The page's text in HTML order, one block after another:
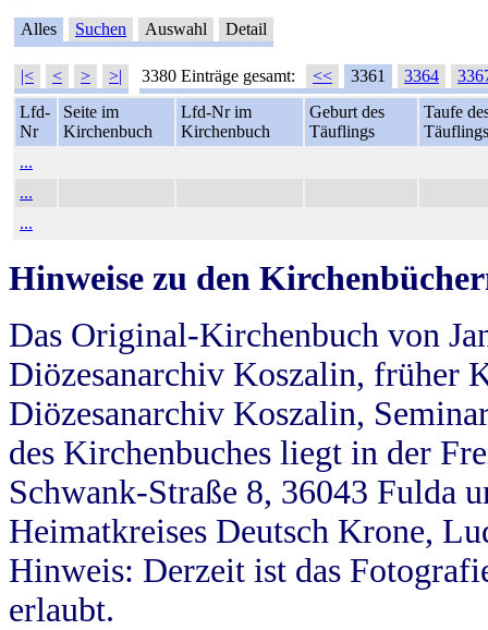
Alles Suchen Auswahl Detail
|< < > >| 3380 Einträge gesamt: << 3361 3364
Lfd-
Nr
Seite im
Kirchenbuch
Lfd-Nr im
Kirchenbuch
Geburt des
Täuflings
Taufe
Täuflings
...
...
...
Hinweise zu den
Das Original-Kirchenbuch von
Diözesanarchiv Koszalin, früher
Diözesanarchiv Koszalin,
des Kirchenbuches liegt in der
Schwank-Straße 8, 36043 Fulda
Heimatkreises Deutsch Krone,
Hinweis: Derzeit ist das
erlaubt.